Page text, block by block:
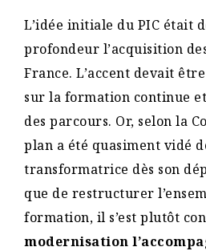
L’idée initiale du PIC était
profondeur l’acquisition
France. L’accent devait
sur la formation continue
des parcours. Or, selon la
plan a été quasiment vidé
transformatrice dès son
que de restructurer
formation, il s’est plutôt
modernisation